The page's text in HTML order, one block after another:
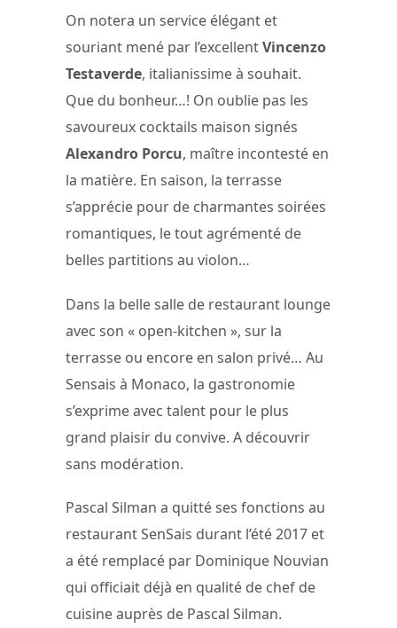
On notera un service élégant et
souriant mené par l’excellentVincenzo
Testaverde, italianissime à souhait.
Que du bonheur…! On oublie pas les
savoureux cocktails maison signés
Alexandro Porcu, maître incontesté en
la matière. En saison, la terrasse
s’apprécie pour de charmantes soirées
romantiques, le tout agrémenté de
belles partitions au violon…
Dans la belle salle de restaurant lounge
avec son « open-kitchen », sur la
terrasse ou encore en salon privé… Au
Sensais à Monaco, la gastronomie
s’exprime avec talent pour le plus
grand plaisir du convive. A découvrir
sans modération.
Pascal Silman a quitté ses fonctions au
restaurant SenSais durant l’été 2017 et
a été remplacé par Dominique Nouvian
qui officiait déjà en qualité de chef de
cuisine auprès de Pascal Silman.